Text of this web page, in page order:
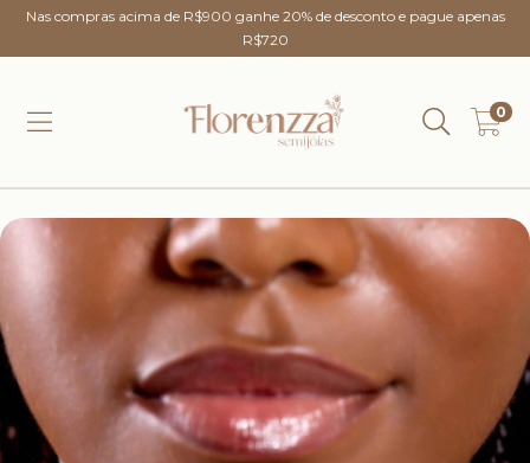
Nas compras acima de R$900 ganhe 20% de desconto e pague apenas
R$720
0